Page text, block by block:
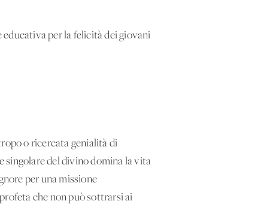
educativa per la felicità dei giovani
o ricercata genialità di
singolare del divino domina la vita
per una missione
che non può sottrarsi ai